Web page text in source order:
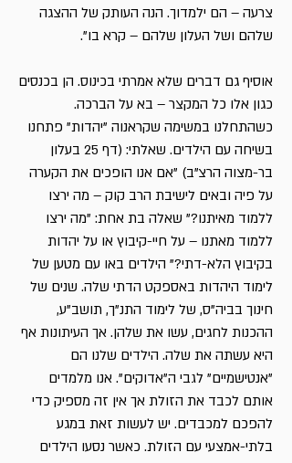
צרעה – הם ילמדוך. הנה העותק של ההצגה
שלהם ושל העלון שלהם – קרא בו".
אוסיף גם דברים שלא אמרתי בכינוס. הן בכנסים
כגון אלו כל המקצר – בא על הברכה.
כשהתחלנו במשימה שקראנוה "יהדות" פתחנו
בשיחה עם הילדים. שאלתי: (דף 25 בעלון
בר-מצוה הרצ"ב) "אם אנו הופכים את הקערה
על פיה ובאים לישיבת הרב קוק – מה ירצו
ללמוד מאיתנו?" שאלה בת אחת: "מה ירצו
ללמוד מאתנו – על חיי-קיבוץ או על יהדות
בקיבוץ הלא-דתי?" הילדים באו עם מטען של
לימוד היהדות באספקט הדתי שלה. שנים של
חינוך בביה"ס, של לימוד התנ"ך, תושב"ע,
ההכנות לחגים, עשו את שלהן. אך העיתונות אף
היא עשתה את שלה. הילדים שלנו הם
"אנטישמיים" לגבי ה"אדוקים". אנו מלמדים
אותם לכבד את הזולת אך אין זה מספיק כדי
להפכם למכבדים. יש לעשות זאת במגע
בלתי-אמצעי עם הזולת. כאשר נסעו הילדים